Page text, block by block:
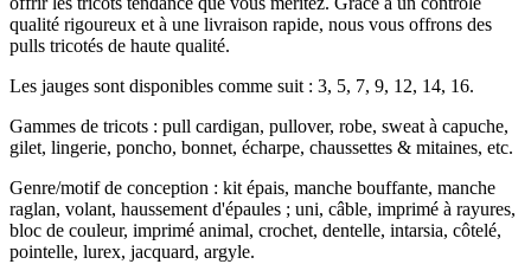
qualité rigoureux et à une livraison rapide, nous vous offrons des
pulls tricotés de haute qualité.
Les jauges sont disponibles comme suit : 3, 5, 7, 9, 12, 14, 16.
Gammes de tricots : pull cardigan, pullover, robe, sweat à capuche,
gilet, lingerie, poncho, bonnet, écharpe, chaussettes & mitaines, etc.
Genre/motif de conception : kit épais, manche bouffante, manche
raglan, volant, haussement d'épaules ; uni, câble, imprimé à rayures,
bloc de couleur, imprimé animal, crochet, dentelle, intarsia, côtelé,
pointelle, lurex, jacquard, argyle.